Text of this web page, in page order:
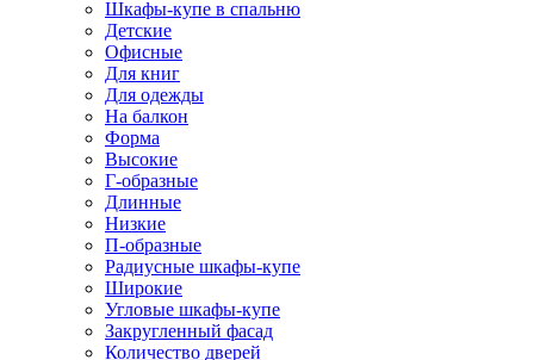
Шкафы-купе в спальню
Детские
Офисные
Для книг
Для одежды
На балкон
Форма
Высокие
Г-образные
Длинные
Низкие
П-образные
Радиусные шкафы-купе
Широкие
Угловые шкафы-купе
Закругленный фасад
Количество дверей